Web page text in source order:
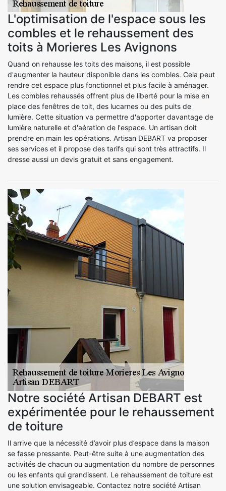
L'optimisation de l'espace sous les
combles et le rehaussement des
toits à Morieres Les Avignons
Quand on rehausse les toits des maisons, il est possible
d'augmenter la hauteur disponible dans les combles. Cela peut
rendre cet espace plus fonctionnel et plus facile à aménager.
Les combles rehaussés offrent plus de liberté pour la mise en
place des fenêtres de toit, des lucarnes ou des puits de
lumière. Cette situation va permettre d'apporter davantage de
lumière naturelle et d'aération de l'espace. Un artisan doit
prendre en main les opérations. Artisan DEBART va proposer
ses services et il propose des tarifs qui sont très attractifs. Il
dresse aussi un devis gratuit et sans engagement.
Notre société Artisan DEBART est
expérimentée pour le rehaussement
de toiture
Il arrive que la nécessité d’avoir plus d’espace dans la maison
se fasse pressante. Peut-être suite à une augmentation des
activités de chacun ou augmentation du nombre de personnes
ou les enfants qui grandissent. Le rehaussement de toiture est
une solution envisageable. Contactez notre société Artisan